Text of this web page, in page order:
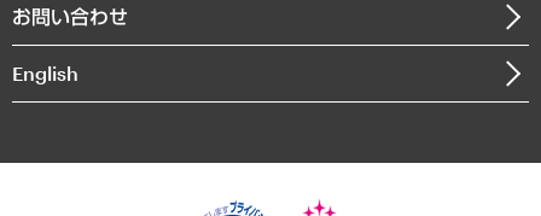
インドネシア現地法人
個人情報保護方針
お問い合わせ
English